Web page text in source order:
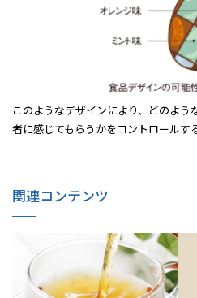
このようなデザインにより、どのよ
者に感じてもらうかをコントロールす
関連コンテンツ